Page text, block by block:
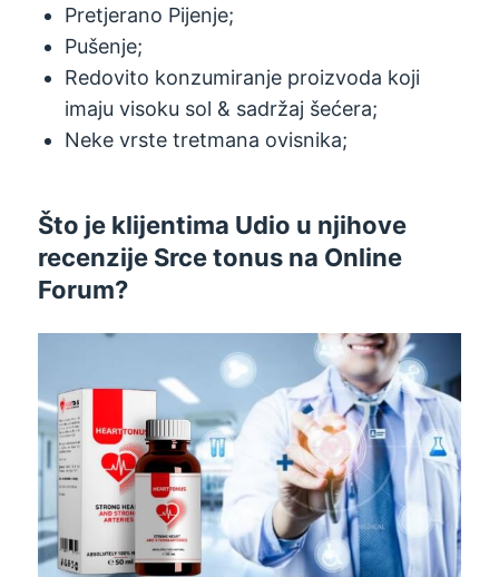
Pretjerano Pijenje;
Pušenje;
Redovito konzumiranje proizvoda koji
imaju visoku sol & sadržaj šećera;
Neke vrste tretmana ovisnika;
Što je klijentima Udio u njihove
recenzije Srce tonus na Online
Forum?